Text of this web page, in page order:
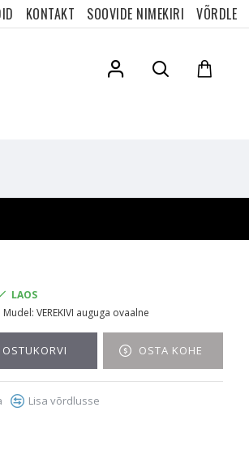
KONTAKT SOOVIDE NIMEKIRI VÕRDLE
LAOS
Mudel: VEREKIVI auguga ovaalne
OSTA KOHE
Lisa võrdlusse